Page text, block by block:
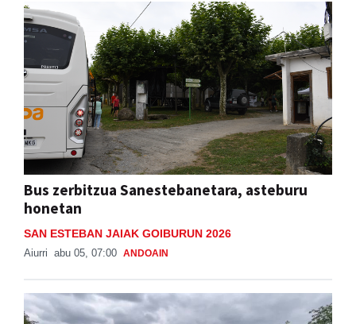
Bus zerbitzua Sanestebanetara, asteburu
honetan
SAN ESTEBAN JAIAK GOIBURUN 2026
Aiurri abu 05, 07:00 ANDOAIN